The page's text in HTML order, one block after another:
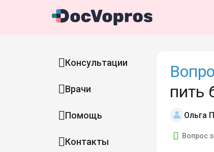
Консультации
Врачи
Помощь
Контакты
пить
Ольга
Вопрос